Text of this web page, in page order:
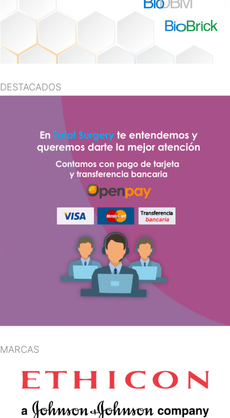
DESTACADOS
MARCAS